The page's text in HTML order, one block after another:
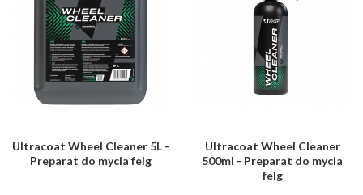
Ultracoat Wheel Cleaner 5L -
Preparat do mycia felg
Ultracoat Wheel Cleaner
500ml - Preparat do mycia
felg